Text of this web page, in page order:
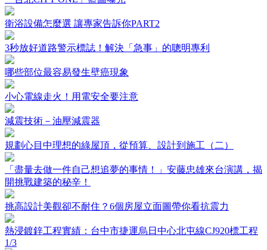
衛浴設備怎麼選 讓專家告訴你PART2
3秒放好道路警示標誌！解決「急事」的聰明專利
哪些部位最容易發生壁癌現象
小心電線走火！用電安全要注意
減震技術－油壓減震器
規劃心目中理想的綠屋頂，從預算、設計到施工（二）
「盡量去做一件自己想追夢的事情！」安藤忠雄來台演講，揭
開挑戰建築的秘辛！
挑高設計美觀卻不耐住？6個房屋立面圖帶你看抗震力
熱浸鍍鋅工程實績：台中市捷運烏日中心北屯線CJ920標工程
1/3